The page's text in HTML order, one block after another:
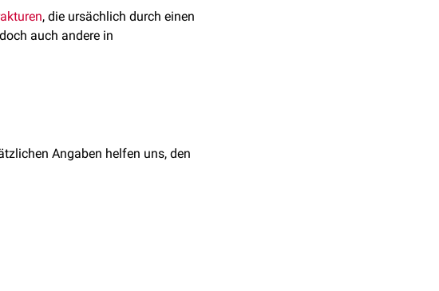
, die ursächlich durch einen
auch andere in
Angaben helfen uns, den